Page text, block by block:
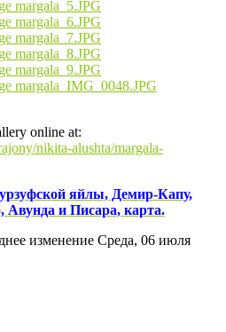
online at:
nikita-alushta/margala-
яйлы, Демир-Капу,
Авунда и Писара, карта.
изменение Среда, 06 июля